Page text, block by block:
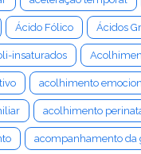
Ácido Fólico Ácidos
insaturados
acolhimento
acolhimento
acompanhamento da